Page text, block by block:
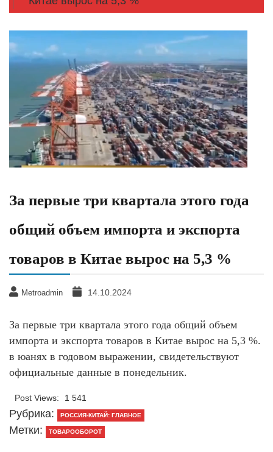
За первые три квартала этого года
общий объем импорта и экспорта
товаров в Китае вырос на 5,3 %
Metroadmin 14.10.2024
За первые три квартала этого года общий объем
импорта и экспорта товаров в Китае вырос на 5,3 %.
в юанях в годовом выражении, свидетельствуют
официальные данные в понедельник.
Post Views: 1 541
Рубрика: РОССИЯ-КИТАЙ: ГЛАВНОЕ
Метки: ТОВАРООБОРОТ